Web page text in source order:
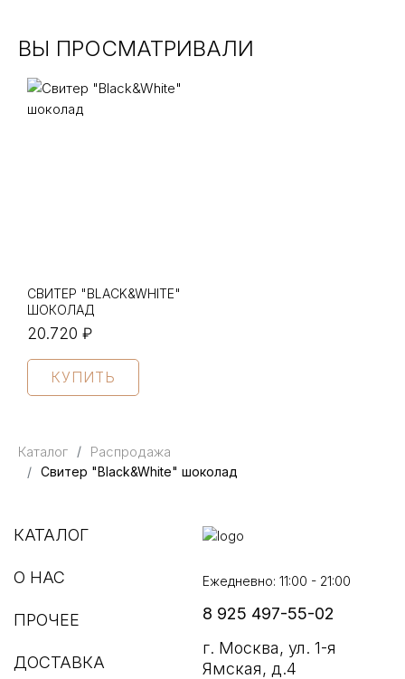
ВЫ ПРОСМАТРИВАЛИ
СВИТЕР "BLACK&WHITE"
ШОКОЛАД
20.720 ₽
КУПИТЬ
Каталог Распродажа
Свитер "Black&White" шоколад
КАТАЛОГ
О НАС
ПРОЧЕЕ
ДОСТАВКА
Ежедневно: 11:00 - 21:00
8 925 497-55-02
г. Москва, ул. 1-я
Ямская, д.4